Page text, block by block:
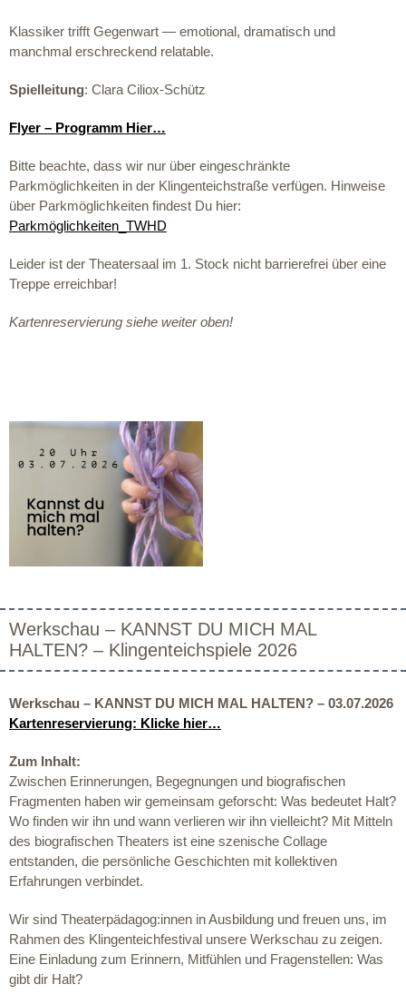
Klassiker trifft Gegenwart — emotional, dramatisch und
manchmal erschreckend relatable.
Spielleitung: Clara Ciliox-Schütz
Flyer – Programm Hier…
Bitte beachte, dass wir nur über eingeschränkte
Parkmöglichkeiten in der Klingenteichstraße verfügen. Hinweise
über Parkmöglichkeiten findest Du hier:
Parkmöglichkeiten_TWHD
Leider ist der Theatersaal im 1. Stock nicht barrierefrei über eine
Treppe erreichbar!
Kartenreservierung siehe weiter oben!
Werkschau – KANNST DU MICH MAL
HALTEN? – Klingenteichspiele 2026
Werkschau – KANNST DU MICH MAL HALTEN? – 03.07.2026
Kartenreservierung: Klicke hier…
Zum Inhalt:
Zwischen Erinnerungen, Begegnungen und biografischen
Fragmenten haben wir gemeinsam geforscht: Was bedeutet Halt?
Wo finden wir ihn und wann verlieren wir ihn vielleicht? Mit Mitteln
des biografischen Theaters ist eine szenische Collage
entstanden, die persönliche Geschichten mit kollektiven
Erfahrungen verbindet.
Wir sind Theaterpädagog:innen in Ausbildung und freuen uns, im
Rahmen des Klingenteichfestival unsere Werkschau zu zeigen.
Eine Einladung zum Erinnern, Mitfühlen und Fragenstellen: Was
gibt dir Halt?